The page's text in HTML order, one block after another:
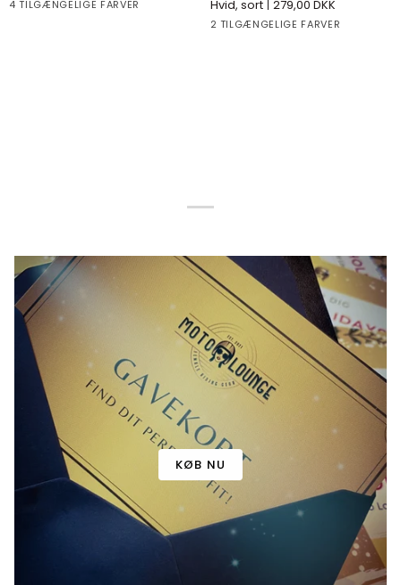
med
4 TILGÆNGELIGE FARVER
Pink BlackWhiteBeige
blonde
V-
Hvid, sort 279,00 DKK
2 TILGÆNGELIGE FARVER
WhiteBlack
KØB NU